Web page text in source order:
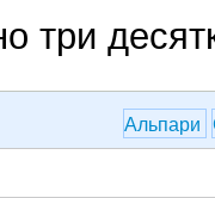
три
Альпари